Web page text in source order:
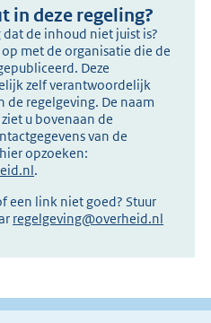
in deze regeling?
de inhoud niet juist is?
met de organisatie die de
Deze
zelf verantwoordelijk
de regelgeving. De naam
u bovenaan de
van de
opzoeken:
.
een link niet goed? Stuur
regelgeving@overheid.nl